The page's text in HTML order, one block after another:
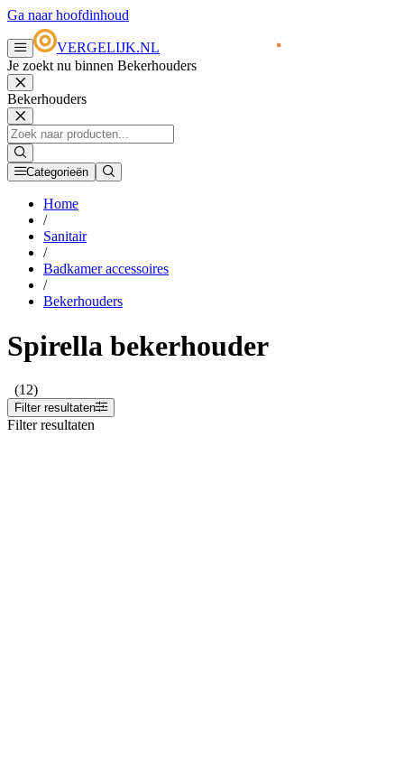
Ga naar hoofdinhoud
VERGELIJK.NL
Je zoekt nu binnen Bekerhouders
Bekerhouders
Categorieën
Home
/
Sanitair
/
Badkamer accessoires
/
Bekerhouders
Spirella bekerhouder
(12)
Filter resultaten
Filter resultaten